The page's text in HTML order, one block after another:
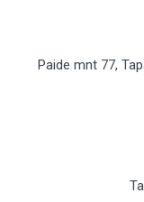
Paide mnt 77,